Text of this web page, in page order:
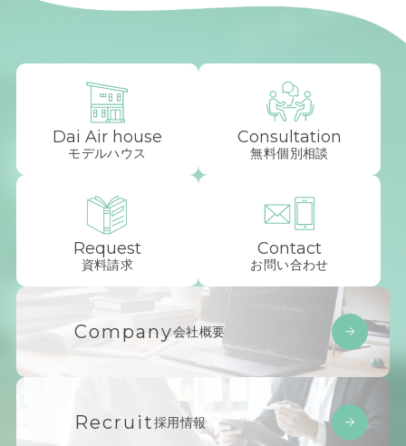
Dai Air house
モデルハウス
Consultation
無料個別相談
Request
資料請求
Contact
お問い合わせ
Company会社概要
Recruit採用情報